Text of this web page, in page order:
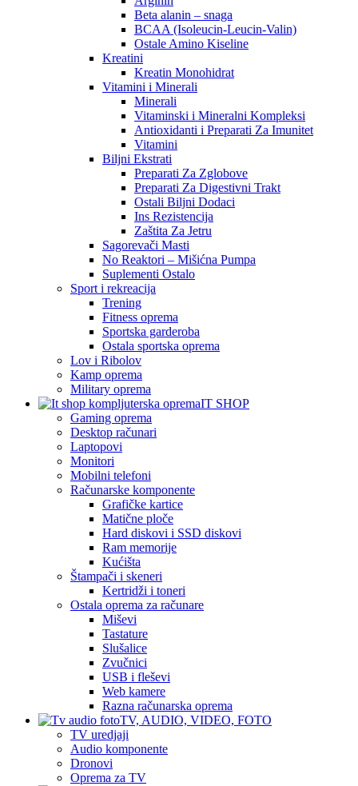
Beta alanin – snaga
BCAA (Isoleucin-Leucin-Valin)
Ostale Amino Kiseline
Kreatini
Kreatin Monohidrat
Vitamini i Minerali
Minerali
Vitaminski i Mineralni Kompleksi
Antioxidanti i Preparati Za Imunitet
Vitamini
Biljni Ekstrati
Preparati Za Zglobove
Preparati Za Digestivni Trakt
Ostali Biljni Dodaci
Ins Rezistencija
Zaštita Za Jetru
Sagorevači Masti
No Reaktori – Mišićna Pumpa
Suplementi Ostalo
Sport i rekreacija
Trening
Fitness oprema
Sportska garderoba
Ostala sportska oprema
Lov i Ribolov
Kamp oprema
Military oprema
IT SHOP
Gaming oprema
Desktop računari
Laptopovi
Monitori
Mobilni telefoni
Računarske komponente
Grafičke kartice
Matične ploče
Hard diskovi i SSD diskovi
Ram memorije
Kućišta
Štampači i skeneri
Kertridži i toneri
Ostala oprema za računare
Miševi
Tastature
Slušalice
Zvučnici
USB i fleševi
Web kamere
Razna računarska oprema
TV, AUDIO, VIDEO, FOTO
TV uredjaji
Audio komponente
Dronovi
Oprema za TV